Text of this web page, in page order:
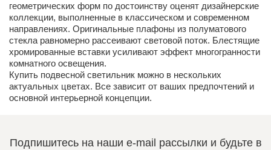
геометрических форм по достоинству оценят дизайнерские
коллекции, выполненные в классическом и современном
направлениях. Оригинальные плафоны из полуматового
стекла равномерно рассеивают световой поток. Блестящие
хромированные вставки усиливают эффект многогранности
комнатного освещения.
Купить подвесной светильник можно в нескольких
актуальных цветах. Все зависит от ваших предпочтений и
основной интерьерной концепции.
Подпишитесь на наши e-mail рассылки и будьте в